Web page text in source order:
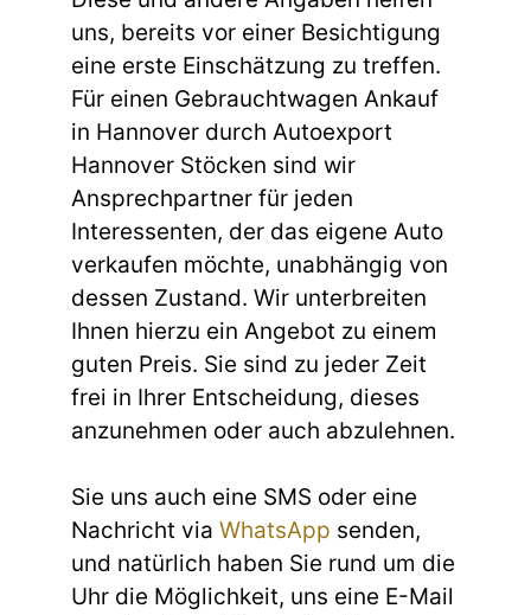
uns, bereits vor einer Besichtigung
eine erste Einschätzung zu treffen.
Für einen Gebrauchtwagen Ankauf
in Hannover durch Autoexport
Hannover Stöcken sind wir
Ansprechpartner für jeden
Interessenten, der das eigene Auto
verkaufen möchte, unabhängig von
dessen Zustand. Wir unterbreiten
Ihnen hierzu ein Angebot zu einem
guten Preis. Sie sind zu jeder Zeit
frei in Ihrer Entscheidung, dieses
anzunehmen oder auch abzulehnen.
Sie uns auch eine SMS oder eine
Nachricht via WhatsApp senden,
und natürlich haben Sie rund um die
Uhr die Möglichkeit, uns eine E-Mail